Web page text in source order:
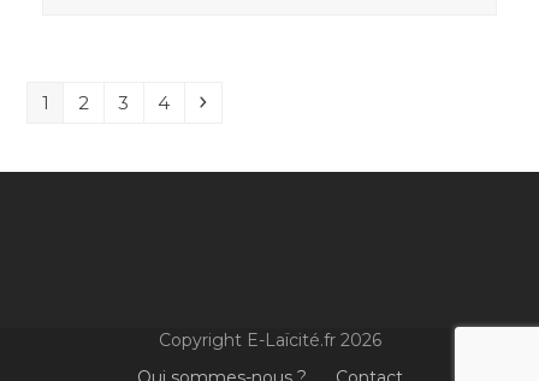
Page
1 Page
2 Page
3 Page
4 Suivant
Copyright E-Laïcité.fr 2026